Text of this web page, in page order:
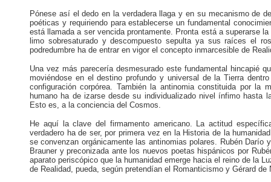
Pónese así el dedo en la verdadera llaga y en su mecanismo de
poéticas y requiriendo para establecerse un fundamental
está llamada a ser vencida prontamente. Pronta está a superarse
limo sobresaturado y descompuesto sepulta ya sus raíces el
podredumbre ha de entrar en vigor el concepto inmarcesible de
Una vez más parecería desmesurado este fundamental hincapié
moviéndose en el destino profundo y universal de la Tierra
configuración corpórea. También la antinomia constituida por
humano ha de izarse desde su individualizado nivel ínfimo
Esto es, a la conciencia del Cosmos.
He aquí la clave del firmamento americano. La actitud
verdadero ha de ser, por primera vez en la Historia de la
se convenzan orgánicamente las antinomias polares. Rubén
Brauner y preconizada ante los nuevos poetas hispánicos por
aparato periscópico que la humanidad emerge hacia el reino de la
de Realidad, pueda, según pretendían el Romanticismo y Gérard de